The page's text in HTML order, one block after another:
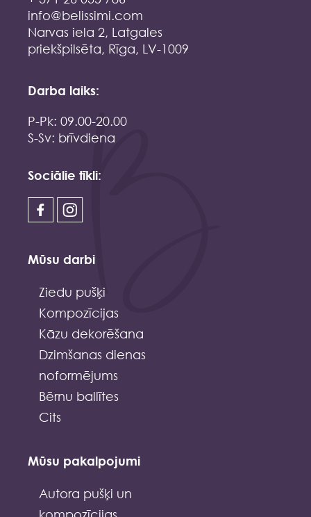
info@belissimi.com
Narvas iela 2, Latgales
priekšpilsēta, Rīga, LV-1009
Darba laiks:
P-Pk: 09.00-20.00
S-Sv: brīvdiena
Sociālie tīkli:
Mūsu darbi
Ziedu pušķi
Kompozīcijas
Kāzu dekorēšana
Dzimšanas dienas
noformējums
Bērnu ballītes
Cits
Mūsu pakalpojumi
Autora pušķi un